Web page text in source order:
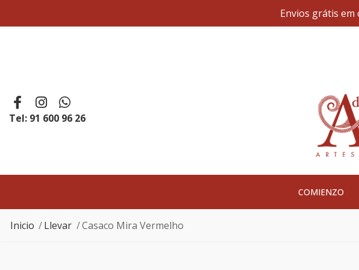
Envios grátis
Tel: 91 600 96 26
COMIENZO
Inicio Llevar Casaco Mira Vermelho